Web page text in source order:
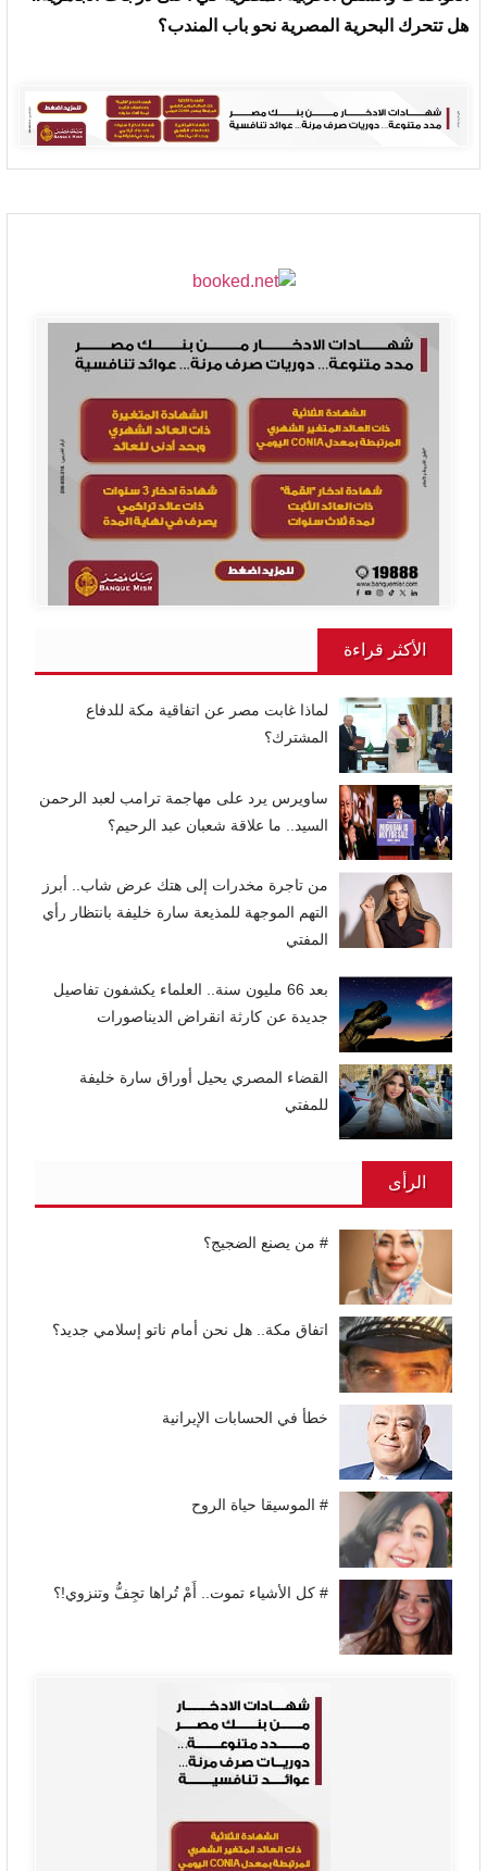
هل تتحرك البحرية المصرية نحو باب المندب؟
الأكثر قراءة
لماذا غابت مصر عن اتفاقية مكة للدفاع
المشترك؟
ساويرس يرد على مهاجمة ترامب لعبد الرحمن
السيد.. ما علاقة شعبان عبد الرحيم؟
من تاجرة مخدرات إلى هتك عرض شاب.. أبرز
التهم الموجهة للمذيعة سارة خليفة بانتظار رأي
المفتي
بعد 66 مليون سنة.. العلماء يكشفون تفاصيل
جديدة عن كارثة انقراض الديناصورات
القضاء المصري يحيل أوراق سارة خليفة
للمفتي
الرأى
# من يصنع الضجيج؟
اتفاق مكة.. هل نحن أمام ناتو إسلامي جديد؟
خطأ في الحسابات الإيرانية
# الموسيقا حياة الروح
# كل الأشياء تموت.. أَمْ تُراها تجِفُّ وتنزوي!؟